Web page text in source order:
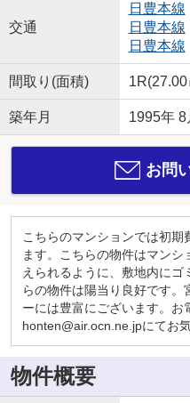
交通
日豊本線
日豊本線
日豊本線
間取り(面積) 1R(27.00
築年月 1995年
お問
こちらのマンションでは初
ます。こちらの物件はマン
えられるように、敷地内に
らの物件は陽当り良好です
ーには豊富にございます。
honten@air.ocn.ne.jpにてお
物件概要